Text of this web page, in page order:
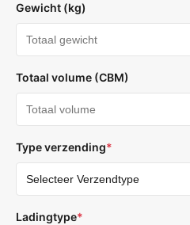
Gewicht (kg)
Totaal volume (CBM)
Type verzending*
Ladingtype*